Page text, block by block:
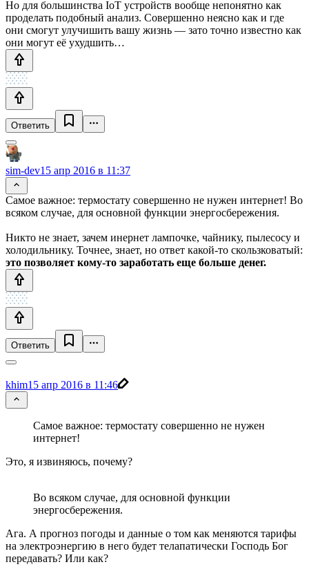
Но для большинства IoT устройств вообще непонятно как
проделать подобный анализ. Совершенно неясно как и где
они смогут улучишить вашу жизнь — зато точно известно как
они могут её ухудшить…
Ответить
sim-dev15 апр 2016 в 11:37
Самое важное: термостату совершенно не нужен интернет! Во
всяком случае, для основной функции энергосбережения.
Никто не знает, зачем инернет лампочке, чайнику, пылесосу и
холодильнику. Точнее, знает, но ответ какой-то скользковатый:
это позволяет кому-то заработать еще больше денег.
Ответить
khim15 апр 2016 в 11:46
Самое важное: термостату совершенно не нужен
интернет!
Это, я извиняюсь, почему?
Во всяком случае, для основной функции
энергосбережения.
Ага. А прогноз погоды и данные о том как меняются тарифы
на электроэнергию в него будет телапатически Господь Бог
передавать? Или как?